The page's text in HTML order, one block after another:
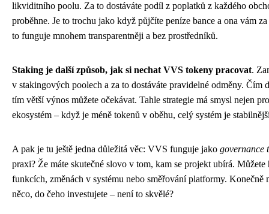
likviditního poolu. Za to dostáváte podíl z poplatků z každého
proběhne. Je to trochu jako když půjčíte peníze bance a ona vám
to funguje mnohem transparentněji a bez prostředníků.
Staking je další způsob, jak si nechat VVS tokeny pracovat.
v stakingových poolech a za to dostáváte pravidelné odměny. Čím
tím větší výnos můžete očekávat. Tahle strategie má smysl nejen
ekosystém – když je méně tokenů v oběhu, celý systém je
A pak je tu ještě jedna důležitá věc: VVS funguje jako governance
praxi? Že máte skutečné slovo v tom, kam se projekt ubírá.
funkcích, změnách v systému nebo směřování platformy. Konečně
něco, do čeho investujete – není to skvělé?